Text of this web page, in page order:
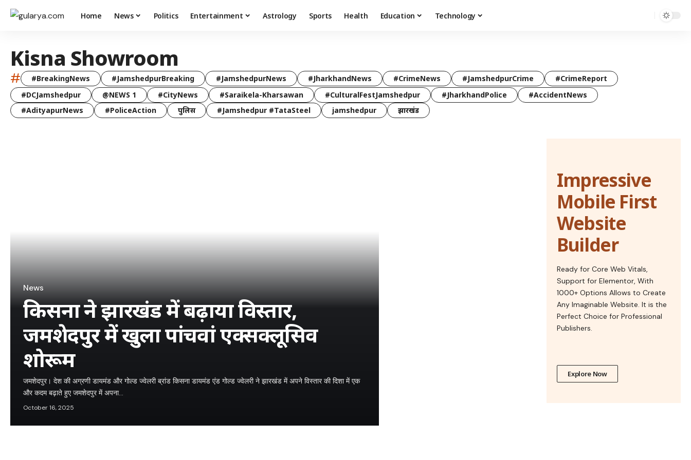
Home News Politics Entertainment Astrology Sports Health Education Technology
Kisna Showroom
# #BreakingNews #JamshedpurBreaking #JamshedpurNews #JharkhandNews #CrimeNews #JamshedpurCrime
#CrimeReport
#DCJamshedpur
@NEWS 1 #CityNews #Saraikela-Kharsawan #CulturalFestJamshedpur #JharkhandPolice
#AccidentNews
#AdityapurNews
#PoliceAction पुलिस #Jamshedpur #TataSteel jamshedpur झारखंड
News
किसना ने झारखंड में बढ़ाया विस्तार,
जमशेदपुर में खुला पांचवां एक्सक्लूसिव
शोरूम
जमशेदपुर। देश की अग्रणी डायमंड और गोल्ड ज्वेलरी ब्रांड किसना डायमंड एंड गोल्ड ज्वेलरी ने झारखंड में अपने विस्तार की दिशा में एक
और कदम बढ़ाते हुए जमशेदपुर में अपना…
October 16, 2025
Impressive
Mobile First
Website
Builder
Ready for Core Web Vitals,
Support for Elementor, With
1000+ Options Allows to Create
Any Imaginable Website. It is the
Perfect Choice for Professional
Publishers.
Explore Now